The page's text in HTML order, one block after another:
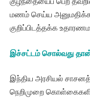
மணம் செய்ய
குறிப்பிடத்தக்க
இச்சட்டம் சொல்வது
இந்திய அரசியல்
நெறிமுறை